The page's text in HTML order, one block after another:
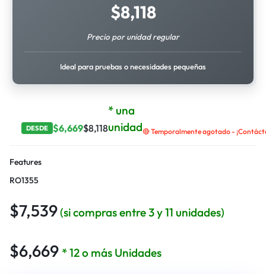
$8,118
Precio por unidad regular
Ideal para pruebas o necesidades pequeñas
DESDE $6,669$8,118
* una
unidad🔴 Temporalmente agotado -
Features
RO1355
$7,539(si compras entre 3 y 11 unidades)
$6,669 * 12 o más Unidades